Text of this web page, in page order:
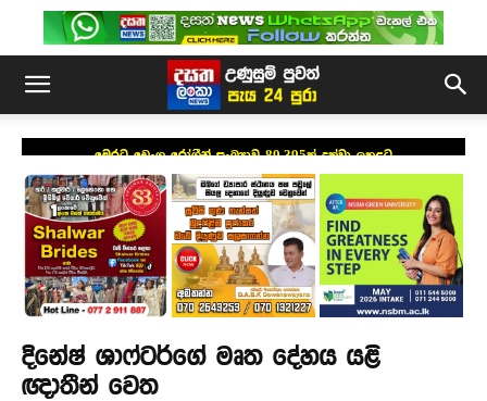
මෙරට ඩෙංගු රෝගීන් සංඛ්‍යාව 89,395ක් දක්වා ඉහළට
දිනේෂ් ශාෆ්ටර්ගේ මෘත දේහය යළි
ඥාතීන් වෙත